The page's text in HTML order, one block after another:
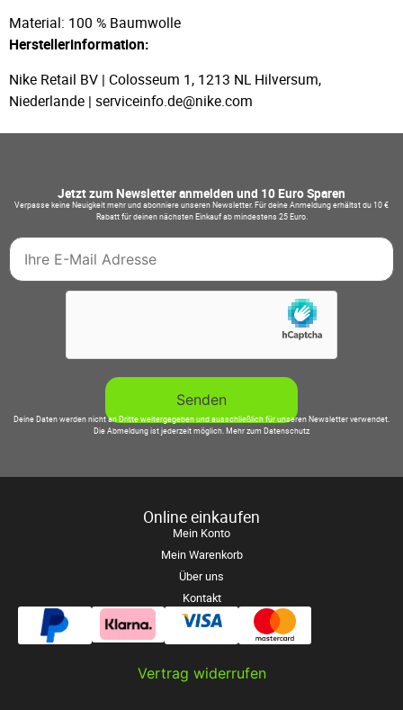
Material: 100 % Baumwolle
Herstellerinformation:
Nike Retail BV | Colosseum 1, 1213 NL Hilversum,
Niederlande | serviceinfo.de@nike.com
Jetzt zum Newsletter anmelden und 10 Euro Sparen
Verpasse keine Neuigkeit mehr und abonniere unseren Newsletter. Für deine Anmeldung erhältst du 10 €
Rabatt für deinen nächsten Einkauf ab mindestens 25 Euro.
Deine Daten werden nicht an Dritte weitergegeben und ausschließlich für unseren Newsletter verwendet.
Die Abmeldung ist jederzeit möglich.Mehr zum Datenschutz
Online einkaufen
Mein Konto
Mein Warenkorb
Über uns
Kontakt
Vertrag widerrufen